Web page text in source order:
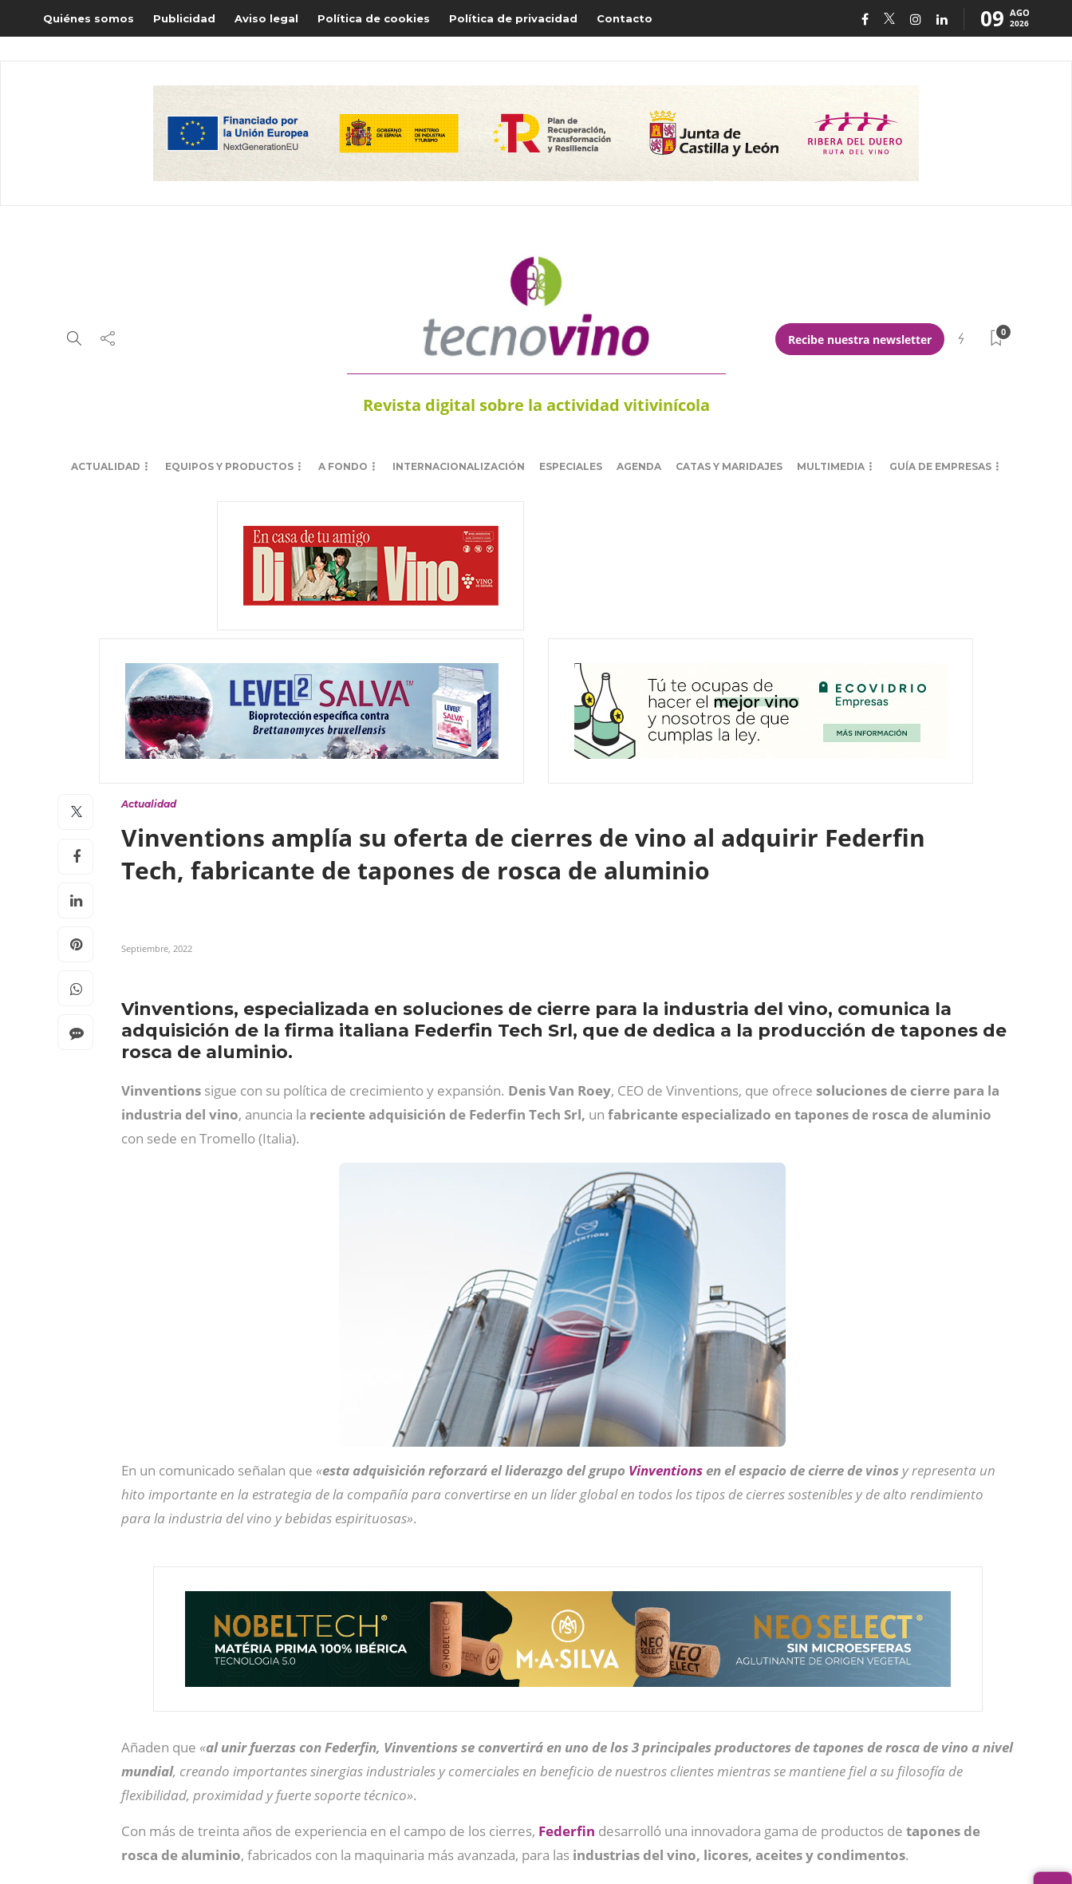
Quiénes somos Publicidad Aviso legal Política de cookies Política de privacidad Contacto 09 AGO
2026
Revista digital sobre la actividad vitivinícola
Recibe nuestra newsletter
0
ACTUALIDAD EQUIPOS Y PRODUCTOS A FONDO INTERNACIONALIZACIÓN ESPECIALES AGENDA CATAS Y MARIDAJES MULTIMEDIA GUÍA DE EMPRESAS
Actualidad
Vinventions amplía su oferta de cierres de vino al adquirir Federfin
Tech, fabricante de tapones de rosca de aluminio
Septiembre, 2022
Vinventions, especializada en soluciones de cierre para la industria del vino, comunica la
adquisición de la firma italiana Federfin Tech Srl, que de dedica a la producción de tapones de
rosca de aluminio.
Vinventions sigue con su política de crecimiento y expansión. Denis Van Roey, CEO de Vinventions, que ofrece soluciones de cierre para la
industria del vino, anuncia la reciente adquisición de Federfin Tech Srl, un fabricante especializado en tapones de rosca de aluminio
con sede en Tromello (Italia).
En un comunicado señalan que «esta adquisición reforzará el liderazgo del grupo Vinventionsen el espacio de cierre de vinos y representa un
hito importante en la estrategia de la compañía para convertirse en un líder global en todos los tipos de cierres sostenibles y de alto rendimiento
para la industria del vino y bebidas espirituosas».
Añaden que «al unir fuerzas con Federfin, Vinventions se convertirá en uno de los 3 principales productores de tapones de rosca de vino a nivel
mundial, creando importantes sinergias industriales y comerciales en beneficio de nuestros clientes mientras se mantiene fiel a su filosofía de
flexibilidad, proximidad y fuerte soporte técnico».
Con más de treinta años de experiencia en el campo de los cierres, Federfin desarrolló una innovadora gama de productos de tapones de
rosca de aluminio, fabricados con la maquinaria más avanzada, para las industrias del vino, licores, aceites y condimentos.